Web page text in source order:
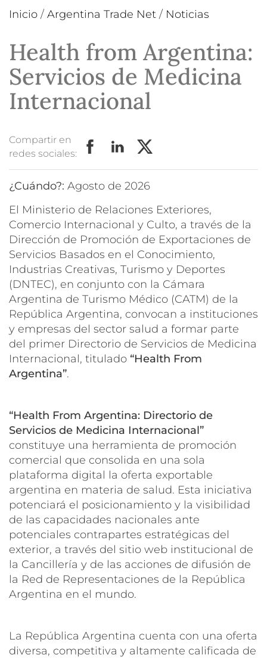
Inicio / Argentina Trade Net / Noticias
Health from Argentina:
Servicios de Medicina
Internacional
Compartir en
redes sociales:
¿Cuándo?:
agosto de 2026
El Ministerio de Relaciones Exteriores,
Comercio Internacional y Culto, a través de la
Dirección de Promoción de Exportaciones de
Servicios Basados en el Conocimiento,
Industrias Creativas, Turismo y Deportes
(DNTEC), en conjunto con la Cámara
Argentina de Turismo Médico (CATM) de la
República Argentina, convocan a instituciones
y empresas del sector salud a formar parte
del primer Directorio de Servicios de Medicina
Internacional, titulado “Health From
Argentina”.
“Health From Argentina: Directorio de
Servicios de Medicina Internacional”
constituye una herramienta de promoción
comercial que consolida en una sola
plataforma digital la oferta exportable
argentina en materia de salud. Esta iniciativa
potenciará el posicionamiento y la visibilidad
de las capacidades nacionales ante
potenciales contrapartes estratégicas del
exterior, a través del sitio web institucional de
la Cancillería y de las acciones de difusión de
la Red de Representaciones de la República
Argentina en el mundo.
La República Argentina cuenta con una oferta
diversa, competitiva y altamente calificada de